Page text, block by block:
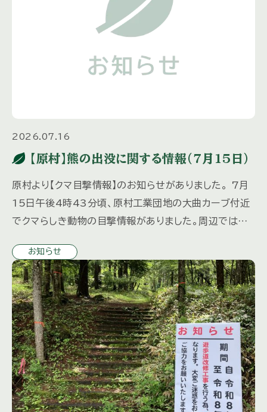
2026.07.16
【原村】熊の出没に関する情報（7月15日）
原村より【クマ目撃情報】のお知らせがありました。 7月
15日午後4時43分頃、原村工業団地の大曲カーブ付近
でクマらしき動物の目撃情報がありました。周辺ではク
皆さまは、徒 […]
お知らせ